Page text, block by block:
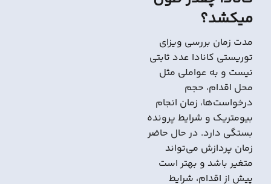
میکشد؟
مدت زمان بررسی ویزای
توریستی کانادا عدد ثابتی
نیست و به عواملی مثل
محل اقدام، حجم
درخواست‌ها، زمان انجام
بیومتریک و شرایط پرونده
بستگی دارد. در حال حاضر
زمان پردازش می‌تواند
متغیر باشد و بهتر است
پیش از اقدام، شرایط